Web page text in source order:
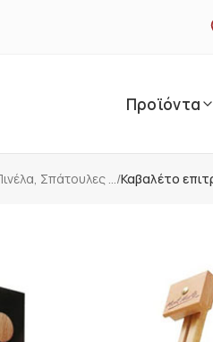
Προϊόντα
Σπάτουλες .../Καβαλέτο